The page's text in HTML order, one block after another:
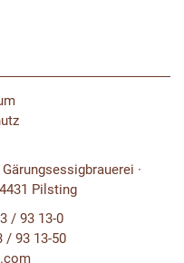
·
Pilsting
/ 93 13-0
/ 93 13-50